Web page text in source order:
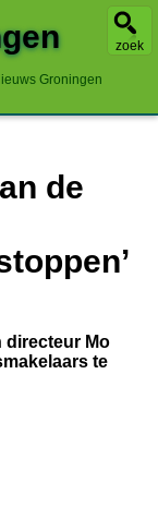
zoek
Groningen
de
directeur Mo
te